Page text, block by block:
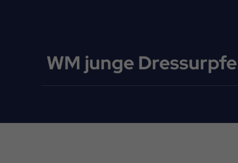
WM junge